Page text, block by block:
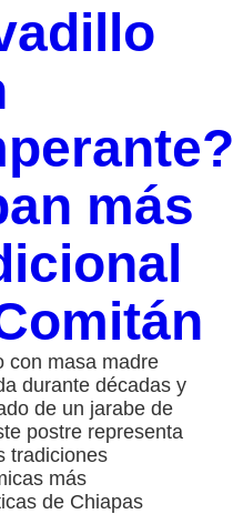
más
con masa madre
durante décadas y
de un jarabe de
postre representa
tradiciones
más
de Chiapas